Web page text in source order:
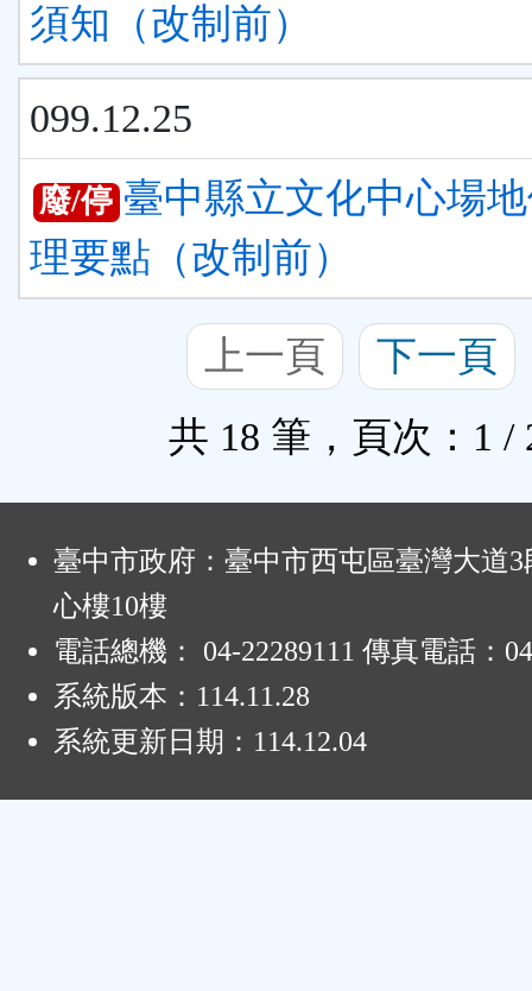
須知（改制前）
099.12.25
廢/停 臺中縣立文化中心場
理要點（改制前）
上一頁
下一頁
共 18 筆，頁次：1 /
臺中市政府：臺中市西屯區臺灣大道3
心樓10樓
電話總機： 04-22289111 傳真電話：
系統版本： 114.11.28
系統更新日期： 114.12.04